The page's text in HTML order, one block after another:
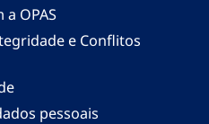
OPAS
e Conflitos
pessoais